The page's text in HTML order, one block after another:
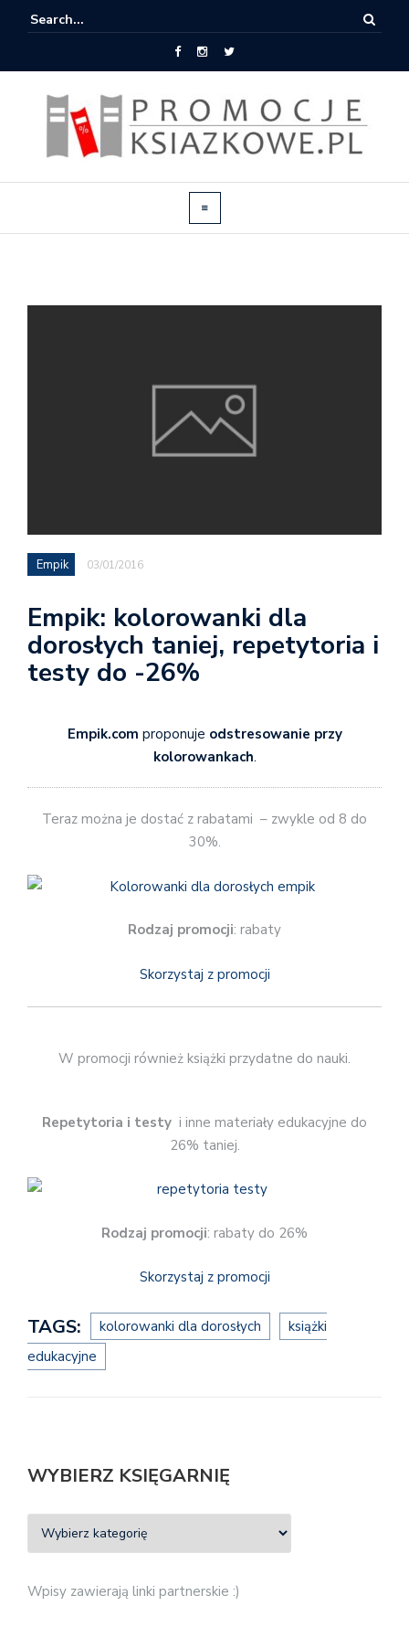
Empik 03/01/2016
Empik: kolorowanki dla
dorosłych taniej, repetytoria i
testy do -26%
Empik.com proponuje odstresowanie przy
kolorowankach.
Teraz można je dostać z rabatami – zwykle od 8 do
30%.
Rodzaj promocji: rabaty
Skorzystaj z promocji
W promocji również książki przydatne do nauki.
Repetytoria i testy i inne materiały edukacyjne do
26% taniej.
Rodzaj promocji: rabaty do 26%
Skorzystaj z promocji
TAGS: kolorowanki dla dorosłych
książki
edukacyjne
WYBIERZ KSIĘGARNIĘ
Wpisy zawierają linki partnerskie :)